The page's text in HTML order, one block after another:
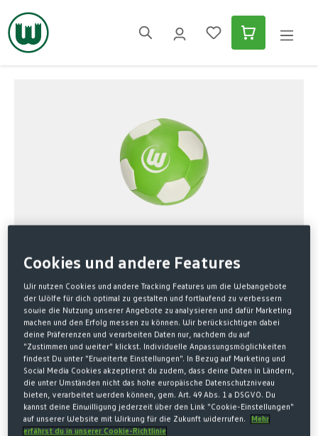
springen
Home Fanartikel Zuhause & Unterwegs Spiel & Spaß
KNAUTSCHBALL GRÜN-WEISS
5,00 €*
8,00 € Letzter niedrigster Preis-38%
8,00 € Originalpreis
* Preise inkl. MwSt. zzgl. Versandkosten
MENGE
Cookies und andere Features
Wir nutzen Cookies und andere Tracking Features um die Webangebote
der Wölfe für dich optimal zu gestalten und fortlaufend zu verbessern
sowie die Nutzung unserer Angebote zu analysieren und dafür Marketing
machen und den Erfolg messen zu können. Wir berücksichtigen dabei
deine Präferenzen und verarbeiten Daten nur, nachdem du auf
"Zustimmen und weiter" klickst. Individuelle Anpassungsmöglichkeiten
findest Du unter "Erweiterte Einstellungen". In Bezug auf Marketing und
Social Media Cookies akzeptierst du zudem, dass deine Daten in Ländern,
die unter Umständen nicht das hohe europäische Datenschutzniveau
bieten, verarbeitet werden können, gem. Art. 49 Abs. 1 a DSGVO. Du
kannst deine Einwilligung jederzeit über den Link "Cookie-Einstellungen"
auf unserer Website mit Wirkung für die Zukunft widerrufen.
Mehr
erfährst du in unserer Cookie-Richtlinie